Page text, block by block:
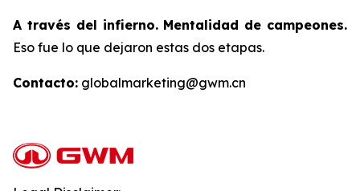
A través del infierno. Mentalidad de campeones.
Eso fue lo que dejaron estas dos etapas.
Contacto: globalmarketing@gwm.cn